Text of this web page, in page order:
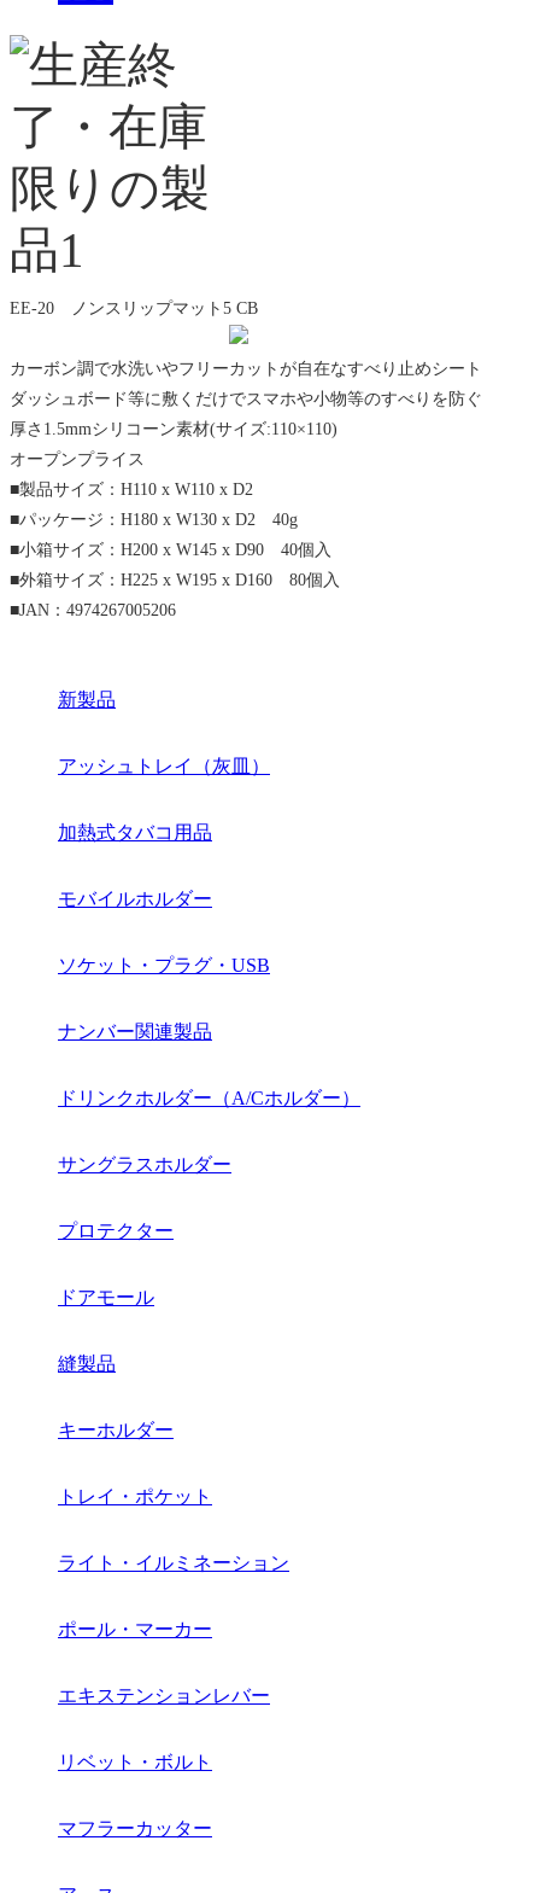
EE-20 ノンスリップマット5 CB
カーボン調で水洗いやフリーカットが自在なすべり止めシート
ダッシュボード等に敷くだけでスマホや小物等のすべりを防ぐ
厚さ1.5mmシリコーン素材(サイズ:110×110)
オープンプライス
■製品サイズ：H110 x W110 x D2
■パッケージ：H180 x W130 x D2 40g
■小箱サイズ：H200 x W145 x D90 40個入
■外箱サイズ：H225 x W195 x D160 80個入
■JAN：4974267005206
新製品
アッシュトレイ（灰皿）
加熱式タバコ用品
モバイルホルダー
ソケット・プラグ・USB
ナンバー関連製品
ドリンクホルダー（A/Cホルダー）
サングラスホルダー
プロテクター
ドアモール
縫製品
キーホルダー
トレイ・ポケット
ライト・イルミネーション
ポール・マーカー
エキステンションレバー
リベット・ボルト
マフラーカッター